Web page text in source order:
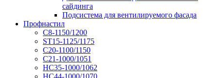
сайдинга
Подсистема для вентилируемого фасада
Профнастил
С8-1150/1200
ST15-1125/1175
С20-1100/1150
С21-1000/1051
НС35-1000/1062